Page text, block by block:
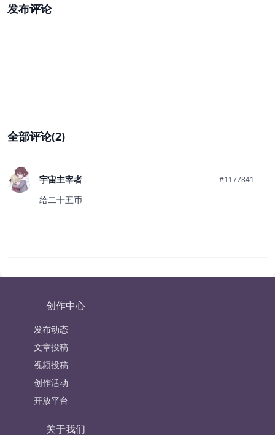
发布评论
全部评论(2)
宇宙主宰者 #1177841
给二十五币
创作中心
发布动态
文章投稿
视频投稿
创作活动
开放平台
关于我们